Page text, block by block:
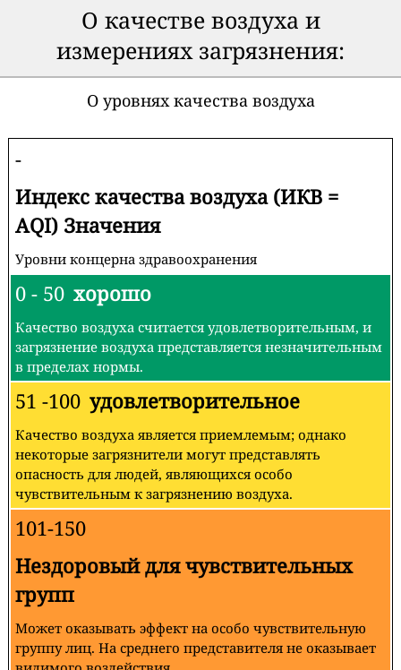
О качестве воздуха и
измерениях загрязнения:
О уровнях качества воздуха
-
Индекс качества воздуха (ИКВ =
AQI) Значения
Уровни концерна здравоохранения
0 - 50 хорошо
Качество воздуха считается удовлетворительным, и
загрязнение воздуха представляется незначительным
в пределах нормы.
51 -100 удовлетворительное
Качество воздуха является приемлемым; однако
некоторые загрязнители могут представлять
опасность для людей, являющихся особо
чувствительным к загрязнению воздуха.
101-150
Нездоровый для чувствительных
групп
Может оказывать эффект на особо чувствительную
группу лиц. На среднего представителя не оказывает